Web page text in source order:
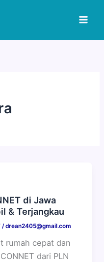
di Jawa
& Terjangkau
/drean2405@gmail.com
rumah cepat dan
dari PLN